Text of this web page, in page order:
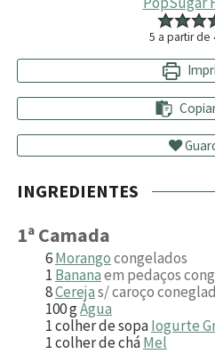
5 a partir de
INGREDIENTES
1ª Camada
6Morangocongelados
1 Bananaem pedaços
8Cerejas/ caroço
100gÁgua
1colher de sopaIogurte
1colher de cháMel